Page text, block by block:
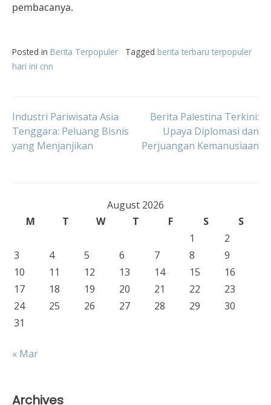
pembacanya.
Posted in Berita Terpopuler Tagged berita terbaru terpopuler
hari ini cnn
Post
navigation
Industri Pariwisata Asia
Tenggara: Peluang Bisnis
yang Menjanjikan
Berita Palestina Terkini:
Upaya Diplomasi dan
Perjuangan Kemanusiaan
August 2026
M
T W T F S
S
1
2
3
4 5 6 7 8
9
10
11 12 13 14 15
16
17
18 19 20 21 22
23
24
25 26 27 28 29
30
31
« Mar
Archives